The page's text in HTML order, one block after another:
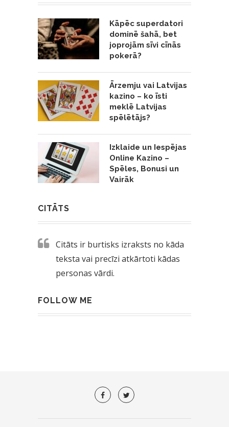
Kāpēc superdatori
dominē šahā, bet
joprojām sīvi cīnās
pokerā?
Ārzemju vai Latvijas
kazino – ko īsti
meklē Latvijas
spēlētājs?
Izklaide un Iespējas
Online Kazino –
Spēles, Bonusi un
Vairāk
CITĀTS
Citāts ir burtisks izraksts no kāda
teksta vai precīzi atkārtoti kādas
personas vārdi.
FOLLOW ME